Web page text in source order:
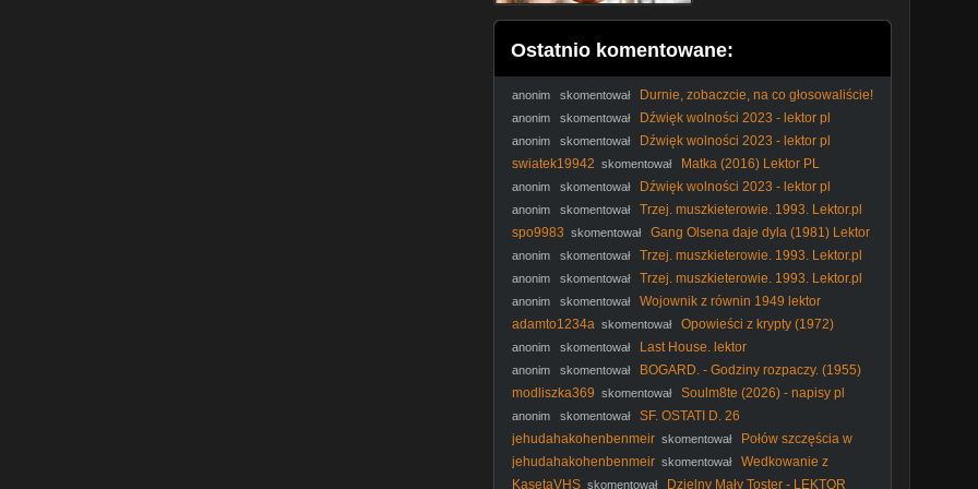
Ostatnio komentowane:
anonim skomentował
Durnie, zobaczcie, na co głosowaliście!
#Nawrocki #Batyr #protestanci #wybory2025 #polityka
anonim skomentował Dźwięk wolności 2023 - lektor pl
anonim skomentował
Dźwięk wolności 2023 - lektor pl
swiatek19942 skomentował Matka (2016) Lektor PL
anonim skomentował Dźwięk wolności 2023 - lektor pl
anonim skomentował
Trzej. muszkieterowie. 1993. Lektor.pl
spo9983 skomentował
Gang Olsena daje dyla (1981) Lektor
anonim skomentował Trzej. muszkieterowie. 1993. Lektor.pl
anonim skomentował Trzej. muszkieterowie. 1993. Lektor.pl
anonim skomentował
Wojownik z równin 1949 lektor
adamto1234a skomentował
Opowieści z krypty (1972)
Lektor PL
anonim skomentował Last House. lektor
anonim skomentował
BOGARD. - Godziny rozpaczy. (1955)
lektor
modliszka369 skomentował
Soulm8te (2026) - napisy pl
1080p
anonim skomentował
SF. OSTATI D. 26
jehudahakohenbenmeir skomentował
Połów szczęścia w
Jemenie (2011) Lektor PL
jehudahakohenbenmeir skomentował
Wedkowanie z
Szadokiem
KasetaVHS skomentował Dzielny Mały Toster - LEKTOR